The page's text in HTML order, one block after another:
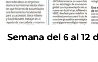
Semana del 6 al 12